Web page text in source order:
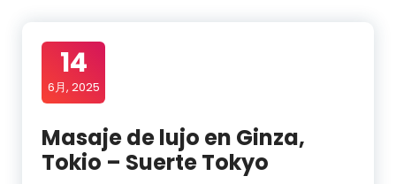
14
6月, 2025
Masaje de lujo en Ginza,
Tokio – Suerte Tokyo